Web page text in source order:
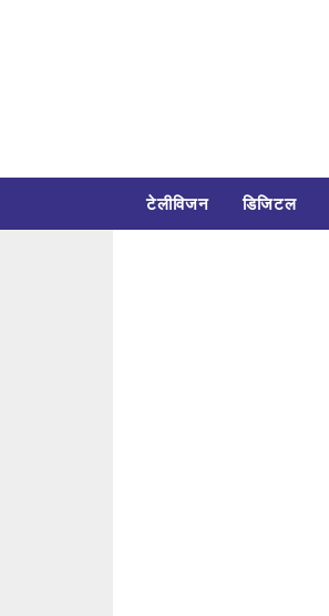
टेलीविजन डिजिटल